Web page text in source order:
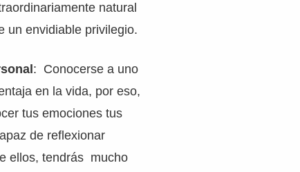
natural
un envidiable privilegio.
: Conocerse a uno
en la vida, por eso,
tus emociones tus
de reflexionar
ellos, tendrás mucho